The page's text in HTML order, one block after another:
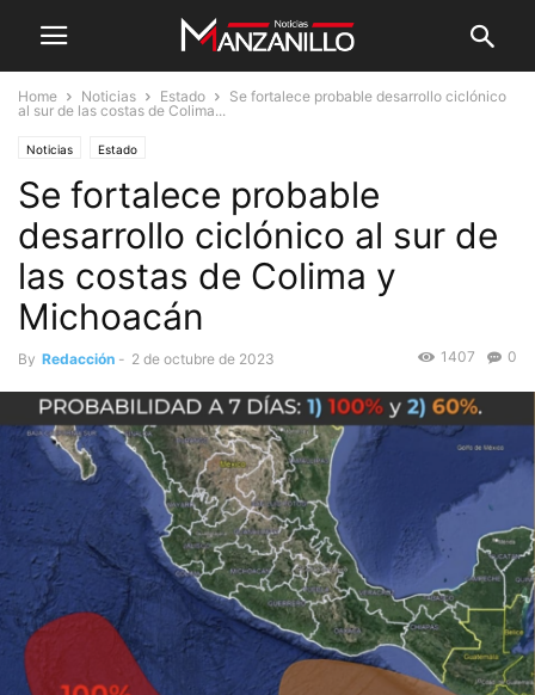
Home Noticias Estado
Se fortalece probable desarrollo ciclónico
al sur de las costas de Colima...
Noticias Estado
Se fortalece probable
desarrollo ciclónico al sur de
las costas de Colima y
Michoacán
By Redacción - 2 de octubre de 2023 0
1407